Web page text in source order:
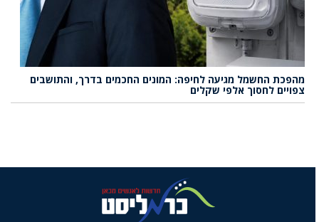
מהפכת החשמל מגיעה לחיפה: המונים החכמים בדרך, והתושבים
צפויים לחסוך אלפי שקלים